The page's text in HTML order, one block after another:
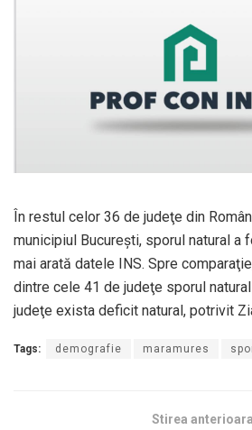
În restul celor 36 de judeţe din
municipiul Bucureşti, sporul natural a
mai arată datele INS. Spre
dintre cele 41 de judeţe sporul
judeţe exista deficit natural, potrivit
Tags: demografie maramures
Stirea anterioara